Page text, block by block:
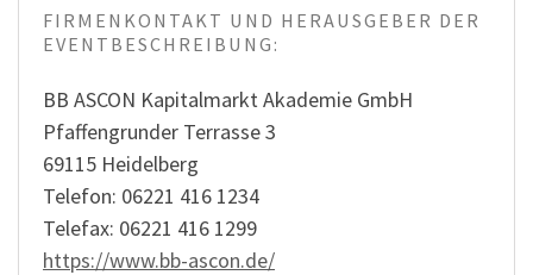
FIRMENKONTAKT UND HERAUSGEBER DER
EVENTBESCHREIBUNG:
BB ASCON Kapitalmarkt Akademie GmbH
Pfaffengrunder Terrasse 3
69115 Heidelberg
Telefon: 06221 416 1234
Telefax: 06221 416 1299
https://www.bb-ascon.de/